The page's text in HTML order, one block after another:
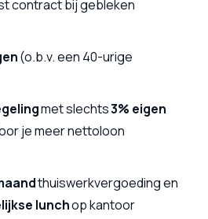
contract bij gebleken
(o.b.v. een 40-urige
met slechts3% eigen
je meer nettoloon
thuiswerkvergoeding en
lunchop kantoor